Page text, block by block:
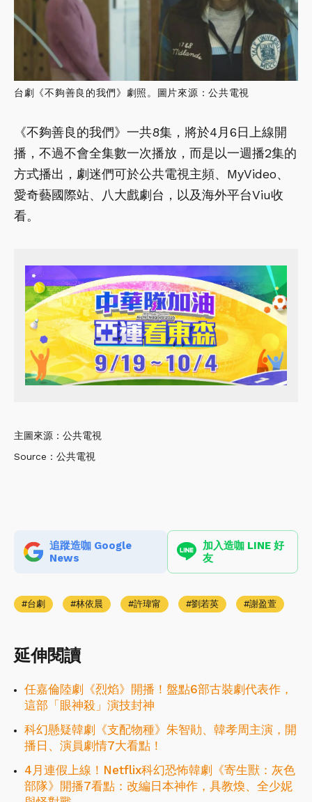
台劇《不夠善良的我們》劇照。圖片來源：公共電視
《不夠善良的我們》一共8集，將於4月6日上線開
播，不過不會全集數一次播放，而是以一週播2集的
方式播出，劇迷們可於公共電視主頻、MyVideo、
愛奇藝國際站、八大戲劇台，以及海外平台Viu收
看。
主圖來源：公共電視
Source：公共電視
追蹤造咖 Google
News
加入造咖 LINE 好
友
台劇 林依晨 許瑋甯 劉若英 謝盈萱
延伸閱讀
任嘉倫陸劇《烈焰》開播！盤點6部古裝劇代表作，
這部「眼神殺」演技封神
科幻懸疑韓劇《支配物種》朱智勛、韓孝周主演，開
播日、演員劇情7大看點！
4月連假上線！Netflix科幻恐怖韓劇《寄生獸：灰色
部隊》開播7看點：改編日本神作，具教煥、全少妮